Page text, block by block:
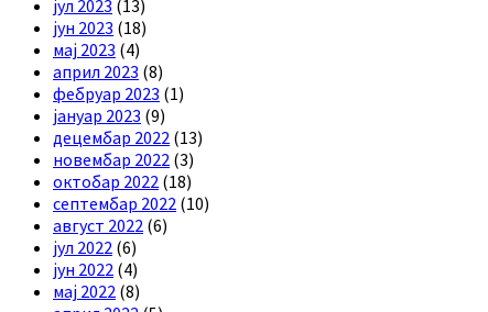
јул 2023 (13)
јун 2023 (18)
мај 2023 (4)
април 2023 (8)
фебруар 2023 (1)
јануар 2023 (9)
децембар 2022 (13)
новембар 2022 (3)
октобар 2022 (18)
септембар 2022 (10)
август 2022 (6)
јул 2022 (6)
јун 2022 (4)
мај 2022 (8)